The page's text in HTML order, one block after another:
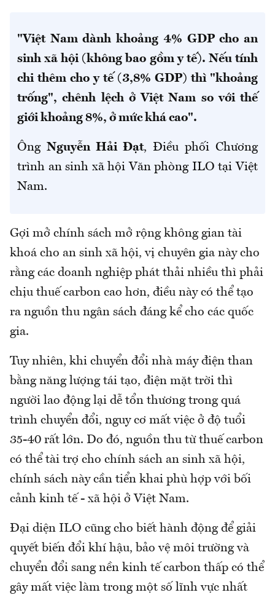
"Việt Nam dành khoảng 4% GDP cho an
sinh xã hội (không bao gồm y tế). Nếu tính
chi thêm cho y tế (3,8% GDP) thì "khoảng
trống", chênh lệch ở Việt Nam so với thế
giới khoảng 8%, ở mức khá cao".
Ông Nguyễn Hải Đạt, Điều phối Chương
trình an sinh xã hội Văn phòng ILO tại Việt
Nam.
Gợi mở chính sách mở rộng không gian tài
khoá cho an sinh xã hội, vị chuyên gia này cho
rằng các doanh nghiệp phát thải nhiều thì phải
chịu thuế carbon cao hơn, điều này có thể tạo
ra nguồn thu ngân sách đáng kể cho các quốc
gia.
Tuy nhiên, khi chuyển đổi nhà máy điện than
bằng năng lượng tái tạo, điện mặt trời thì
người lao động lại dễ tổn thương trong quá
trình chuyển đổi, nguy cơ mất việc ở độ tuổi
35-40 rất lớn. Do đó, nguồn thu từ thuế carbon
có thể tài trợ cho chính sách an sinh xã hội,
chính sách này cần tiển khai phù hợp với bối
cảnh kinh tế - xã hội ở Việt Nam.
Đại diện ILO cũng cho biết hành động để giải
quyết biến đổi khí hậu, bảo vệ môi trường và
chuyển đổi sang nền kinh tế carbon thấp có thể
gây mất việc làm trong một số lĩnh vực nhất